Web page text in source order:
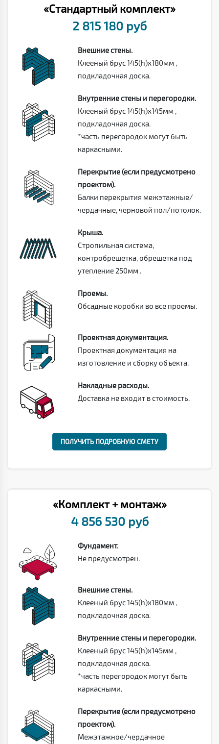
«Стандартный комплект»
2 815 180 руб
Внешние стены.
Клееный брус 145(h)х180мм ,
подкладочная доска.
Внутренние стены и перегородки.
Клееный брус 145(h)х145мм ,
подкладочная доска.
*часть перегородок могут быть
каркасными.
Перекрытие (если предусмотрено
проектом).
Балки перекрытия межэтажные/
чердачные, черновой пол/потолок.
Крыша.
Стропильная система,
контробрешетка, обрешетка под
утепление 250мм .
Проемы.
Обсадные коробки во все проемы.
Проектная документация.
Проектная документация на
изготовление и сборку объекта.
Накладные расходы.
Доставка не входит в стоимость.
ПОЛУЧИТЬ ПОДРОБНУЮ СМЕТУ
«Комплект + монтаж»
4 856 530 руб
Фундамент.
Не предусмотрен.
Внешние стены.
Клееный брус 145(h)х180мм ,
подкладочная доска.
Внутренние стены и перегородки.
Клееный брус 145(h)х145мм ,
подкладочная доска.
*часть перегородок могут быть
каркасными.
Перекрытие (если предусмотрено
проектом).
Межэтажное/чердачное